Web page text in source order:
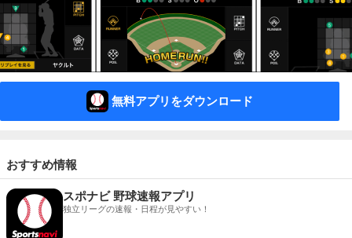
無料アプリをダウンロード
おすすめ情報
スポナビ 野球速報アプリ
独立リーグの速報・日程が見やすい！